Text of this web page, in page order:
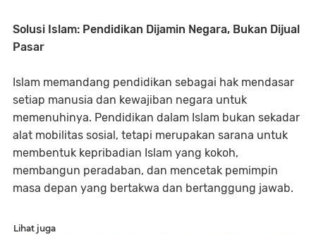
Solusi Islam: Pendidikan Dijamin Negara, Bukan Dijual
Pasar
Islam memandang pendidikan sebagai hak mendasar
setiap manusia dan kewajiban negara untuk
memenuhinya. Pendidikan dalam Islam bukan sekadar
alat mobilitas sosial, tetapi merupakan sarana untuk
membentuk kepribadian Islam yang kokoh,
membangun peradaban, dan mencetak pemimpin
masa depan yang bertakwa dan bertanggung jawab.
Lihat juga